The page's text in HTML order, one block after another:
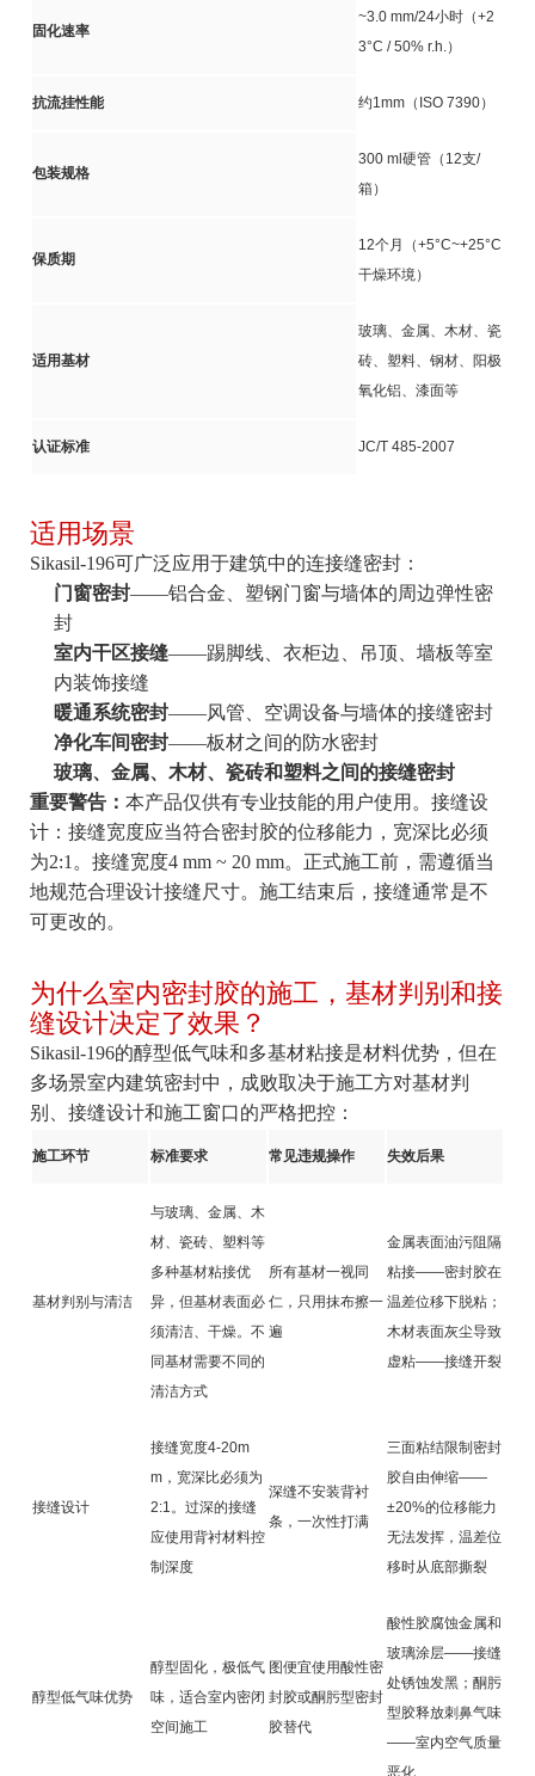
固化速率
~3.0 mm/24小时（+2
3°C / 50% r.h.）
抗流挂性能 约1mm（ISO 7390）
包装规格
300 ml硬管（12支/
箱）
保质期
12个月（+5°C~+25°C
干燥环境）
适用基材
玻璃、金属、木材、瓷
砖、塑料、钢材、阳极
氧化铝、漆面等
认证标准 JC/T 485-2007
适用场景
Sikasil-196可广泛应用于建筑中的连接缝密封：
门窗密封——铝合金、塑钢门窗与墙体的周边弹性密
封
室内干区接缝——踢脚线、衣柜边、吊顶、墙板等室
内装饰接缝
暖通系统密封——风管、空调设备与墙体的接缝密封
净化车间密封——板材之间的防水密封
玻璃、金属、木材、瓷砖和塑料之间的接缝密封
重要警告： 本产品仅供有专业技能的用户使用。接缝设
计：接缝宽度应当符合密封胶的位移能力，宽深比必须
为2:1。接缝宽度4 mm ~ 20 mm。正式施工前，需遵循当
地规范合理设计接缝尺寸。施工结束后，接缝通常是不
可更改的。
为什么室内密封胶的施工，基材判别和接
缝设计决定了效果？
Sikasil-196的醇型低气味和多基材粘接是材料优势，但在
多场景室内建筑密封中，成败取决于施工方对基材判
别、接缝设计和施工窗口的严格把控：
施工环节 标准要求 常见违规操作 失效后果
基材判别与清洁
与玻璃、金属、木
材、瓷砖、塑料等
多种基材粘接优
异，但基材表面必
须清洁、干燥。不
同基材需要不同的
清洁方式
所有基材一视同
仁，只用抹布擦一
遍
金属表面油污阻隔
粘接——密封胶在
温差位移下脱粘；
木材表面灰尘导致
虚粘——接缝开裂
接缝设计
接缝宽度4-20m
m，宽深比必须为
2:1。过深的接缝
应使用背衬材料控
制深度
深缝不安装背衬
条，一次性打满
三面粘结限制密封
胶自由伸缩——
±20%的位移能力
无法发挥，温差位
移时从底部撕裂
醇型低气味优势
醇型固化，极低气
味，适合室内密闭
空间施工
图便宜使用酸性密
封胶或酮肟型密封
胶替代
酸性胶腐蚀金属和
玻璃涂层——接缝
处锈蚀发黑；酮肟
型胶释放刺鼻气味
——室内空气质量